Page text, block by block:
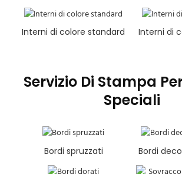
Interni di colore standard Interni di
Servizio Di Stampa
Speciali
Bordi spruzzati Bordi